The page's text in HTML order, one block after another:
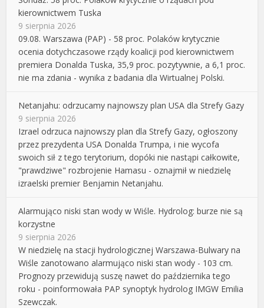
kierownictwem Tuska
9 sierpnia 2026
09.08. Warszawa (PAP) - 58 proc. Polaków krytycznie
ocenia dotychczasowe rządy koalicji pod kierownictwem
premiera Donalda Tuska, 35,9 proc. pozytywnie, a 6,1 proc.
nie ma zdania - wynika z badania dla Wirtualnej Polski.
Netanjahu: odrzucamy najnowszy plan USA dla Strefy Gazy
9 sierpnia 2026
Izrael odrzuca najnowszy plan dla Strefy Gazy, ogłoszony
przez prezydenta USA Donalda Trumpa, i nie wycofa
swoich sił z tego terytorium, dopóki nie nastąpi całkowite,
"prawdziwe" rozbrojenie Hamasu - oznajmił w niedzielę
izraelski premier Benjamin Netanjahu.
Alarmująco niski stan wody w Wiśle. Hydrolog: burze nie są
korzystne
9 sierpnia 2026
W niedzielę na stacji hydrologicznej Warszawa-Bulwary na
Wiśle zanotowano alarmująco niski stan wody - 103 cm.
Prognozy przewidują suszę nawet do października tego
roku - poinformowała PAP synoptyk hydrolog IMGW Emilia
Szewczak.